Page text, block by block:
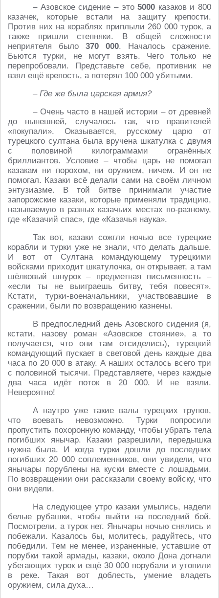
– Азовское сидение – это5000 казаков и 800
казачек, которые встали на защиту крепости.
Против них на кораблях приплыли 260 000 турок, а
также пришли степняки. В общей сложности
неприятеля было 370 000. Началось сражение.
Бьются турки, не могут взять. Чего только не
перепробовали. Представьте себе, противник не
взял ещё крепость, а потерял 100 000 убитыми.
– Где же была царская армия?
– Очень часто в нашей истории – от древней
до нынешней, случалось так, что правителей
«покупали». Оказывается, русскому царю от
турецкого султана была вручена шкатулка с двумя
с половиной килограммами огранённых
бриллиантов. Условие – чтобы царь не помогал
казакам ни порохом, ни оружием, ничем. И он не
помогал. Казаки всё делали сами на своём личном
энтузиазме. В той битве принимали участие
запорожские казаки, которые применяли традицию,
называемую в разных казачьих местах по-разному,
где «Казачий спас», где «Казачья наука».
Так вот, казаки сожгли ночью все турецкие
корабли и турки уже не знали, что делать дальше.
И вот от Султана командующему турецкими
войсками приходит шкатулочка, он открывает, а там
шёлковый шнурок – предметная письменность –
«если ты не выиграешь битву, тебя повесят».
Кстати, турки-военачальники, участвовавшие в
сражении, были по возвращению казнены.
В предпоследний день Азовского сидения (я,
кстати, назову роман «Азовское стояние», а то
получается, что они там отсиделись), турецкий
командующий пускает в световой день каждые два
часа по 20 000 в атаку. А наших осталось всего три
с половиной тысячи. Представляете, через каждые
два часа идёт поток в 20 000. И не взяли.
Невероятно!
А наутро уже такие валы турецких трупов,
что воевать невозможно. Турки попросили
пропустить похоронную команду, чтобы убрать тела
погибших янычар. Казаки разрешили, передышка
нужна была. И когда турки дошли до последних
погибших 20 000 соплеменников, они увидели, что
янычары порублены на куски вместе с лошадьми.
По возвращении они рассказали своему войску, что
они видели.
На следующее утро казаки умылись, надели
белые рубашки, чтобы выйти на последний бой.
Посмотрели, а турок нет. Янычары ночью снялись и
побежали. Казалось бы, молитесь, радуйтесь, что
победили. Тем не менее, израненные, уставшие от
порубки такой армады, казаки, около Дона догнали
убегающих турок и ещё 30 000 порубали и утопили
в реке. Такая вот доблесть, умение владеть
оружием, сила духа…